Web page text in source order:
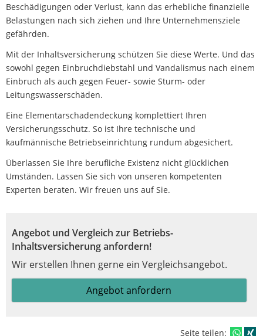
Beschädigungen oder Verlust, kann das erhebliche finanzielle
Belastungen nach sich ziehen und Ihre Unternehmensziele
gefährden.
Mit der Inhaltsversicherung schützen Sie diese Werte. Und das
sowohl gegen Einbruchdiebstahl und Vandalismus nach einem
Einbruch als auch gegen Feuer- sowie Sturm- oder
Leitungswasserschäden.
Eine Elementarschadendeckung komplettiert Ihren
Versicherungsschutz. So ist Ihre technische und
kaufmännische Betriebseinrichtung rundum abgesichert.
Überlassen Sie Ihre berufliche Existenz nicht glücklichen
Umständen. Lassen Sie sich von unseren kompetenten
Experten beraten. Wir freuen uns auf Sie.
Angebot und Vergleich zur Betriebs-
Inhaltsversicherung anfordern!
Wir erstellen Ihnen gerne ein Vergleichsangebot.
Angebot anfordern
Seite teilen: